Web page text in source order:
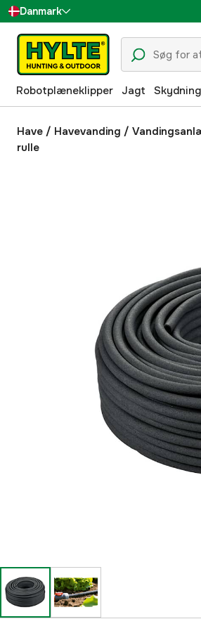
Danmark
Sverige
Suomi
Norge
Deutschland
Robotplæneklipper Jagt Skydning
Have / Havevanding /
rulle